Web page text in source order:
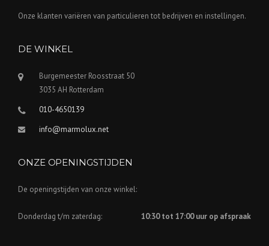
Onze klanten variëren van particulieren tot bedrijven en instellingen.
DE WINKEL
Burgemeester Roosstraat 50
3035 AH Rotterdam
010-4650139
info@marmolux.net
ONZE OPENINGSTIJDEN
De openingstijden van onze winkel:
Donderdag t/m zaterdag: 10:30 tot 17:00 uur op afspraak